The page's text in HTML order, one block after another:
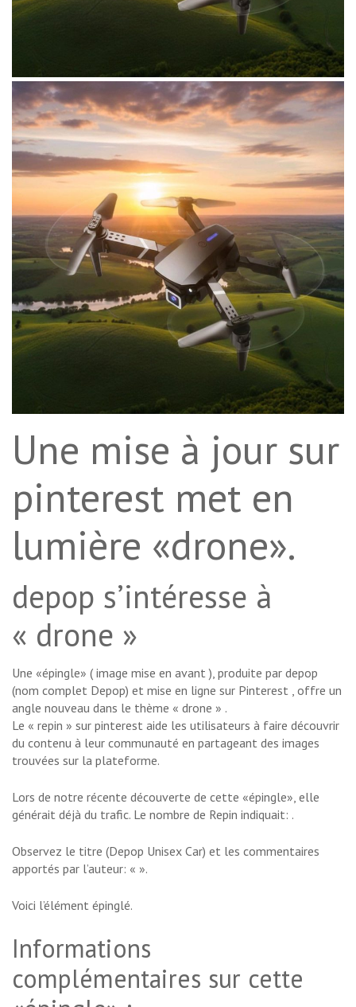
Une mise à jour sur
pinterest met en
lumière «drone».
depop s’intéresse à
« drone »
Une «épingle» ( image mise en avant ), produite par depop
(nom complet Depop) et mise en ligne sur Pinterest , offre un
angle nouveau dans le thème « drone » .
Le « repin » sur pinterest aide les utilisateurs à faire découvrir
du contenu à leur communauté en partageant des images
trouvées sur la plateforme.
Lors de notre récente découverte de cette «épingle», elle
générait déjà du trafic. Le nombre de Repin indiquait: .
Observez le titre (Depop Unisex Car) et les commentaires
apportés par l’auteur: « ».
Voici l’élément épinglé.
Informations
complémentaires sur cette